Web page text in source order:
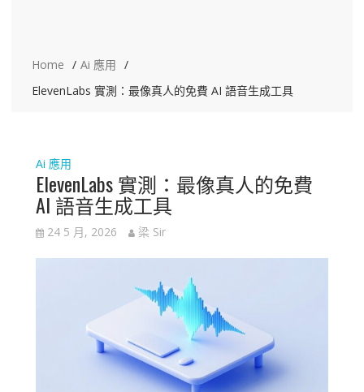
Home
Ai 應用
ElevenLabs 實測：最像真人的免費 AI 語音生成工具
Ai 應用
ElevenLabs 實測：最像真人的免費
AI 語音生成工具
24 5 月, 2026 梁 Sir